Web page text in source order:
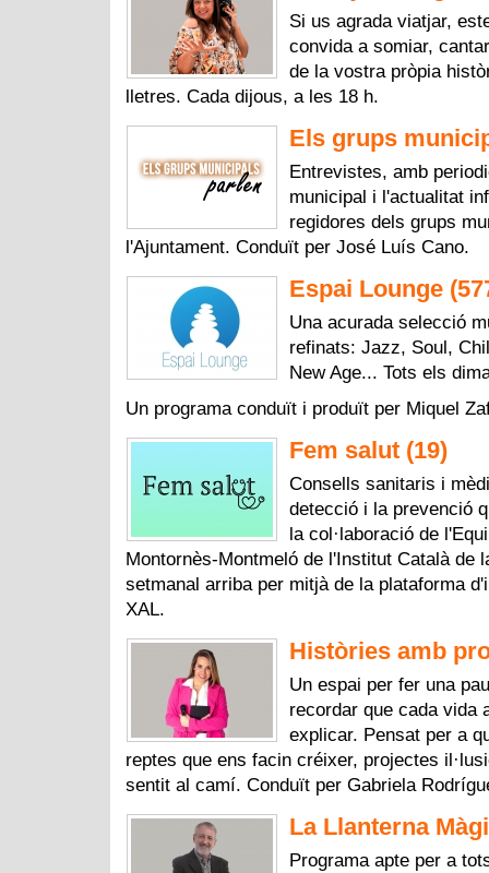
Si us agrada viatjar,
convida a somiar,
de la vostra pròpia
lletres. Cada dijous, a les 18 h.
Els grups
Entrevistes, amb
municipal i l'actualitat
regidores dels grups
l'Ajuntament. Conduït per José Luís Cano.
Espai Lounge
Una acurada selecció
refinats: Jazz, Soul,
New Age... Tots els
Un programa conduït i produït per Miquel
Fem salut (19)
Consells sanitaris i
detecció i la prevenció
la col·laboració de
Montornès-Montmeló de l'Institut Català de
setmanal arriba per mitjà de la plataforma
XAL.
Històries amb
Un espai per fer una
recordar que cada vida
explicar. Pensat per a
reptes que ens facin créixer, projectes
sentit al camí. Conduït per Gabriela
La Llanterna
Programa apte per a